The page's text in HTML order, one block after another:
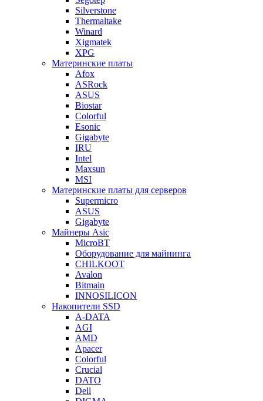
Silverstone
Thermaltake
Winard
Xigmatek
XPG
Материнские платы
Afox
ASRock
ASUS
Biostar
Colorful
Esonic
Gigabyte
IRU
Intel
Maxsun
MSI
Материнские платы для серверов
Supermicro
ASUS
Gigabyte
Майнеры Asic
MicroBT
Оборудование для майнинга
CHILKOOT
Avalon
Bitmain
INNOSILICON
Накопители SSD
A-DATA
AGI
AMD
Apacer
Colorful
Crucial
DATO
Dell